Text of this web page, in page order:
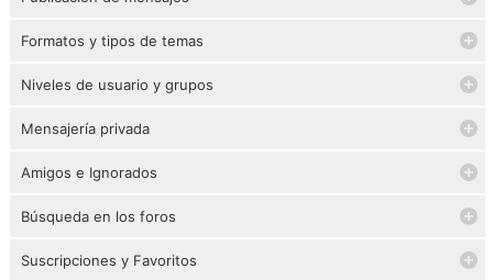
Formatos y tipos de temas
Niveles de usuario y grupos
Mensajería privada
Amigos e Ignorados
Búsqueda en los foros
Suscripciones y Favoritos